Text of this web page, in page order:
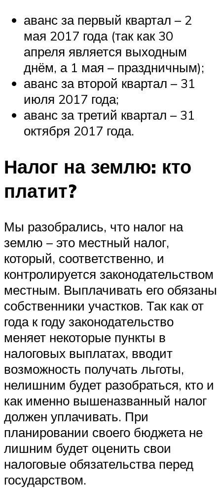
аванс за первый квартал – 2
мая 2017 года (так как 30
апреля является выходным
днём, а 1 мая – праздничным);
аванс за второй квартал – 31
июля 2017 года;
аванс за третий квартал – 31
октября 2017 года.
Налог на землю: кто
платит?
Мы разобрались, что налог на
землю – это местный налог,
который, соответственно, и
контролируется законодательством
местным. Выплачивать его обязаны
собственники участков. Так как от
года к году законодательство
меняет некоторые пункты в
налоговых выплатах, вводит
возможность получать льготы,
нелишним будет разобраться, кто и
как именно вышеназванный налог
должен уплачивать. При
планировании своего бюджета не
лишним будет оценить свои
налоговые обязательства перед
государством.